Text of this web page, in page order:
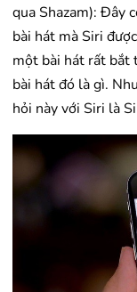
qua Shazam): Đây
bài hát mà Siri
một bài hát rất bắt
bài hát đó là gì.
hỏi này với Siri là